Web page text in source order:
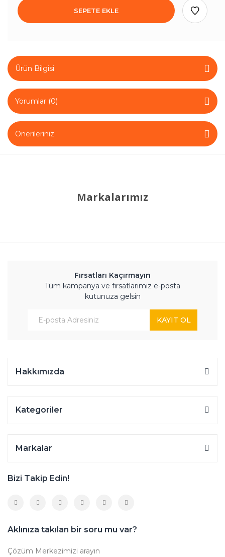
SEPETE EKLE
Ürün Bilgisi
Yorumlar (0)
Önerileriniz
Markalarımız
Fırsatları Kaçırmayın
Tüm kampanya ve fırsatlarımız e-posta
kutunuza gelsin
KAYIT OL
Hakkımızda
Kategoriler
Markalar
Bizi Takip Edin!
Aklınıza takılan bir soru mu var?
Çözüm Merkezimizi arayın